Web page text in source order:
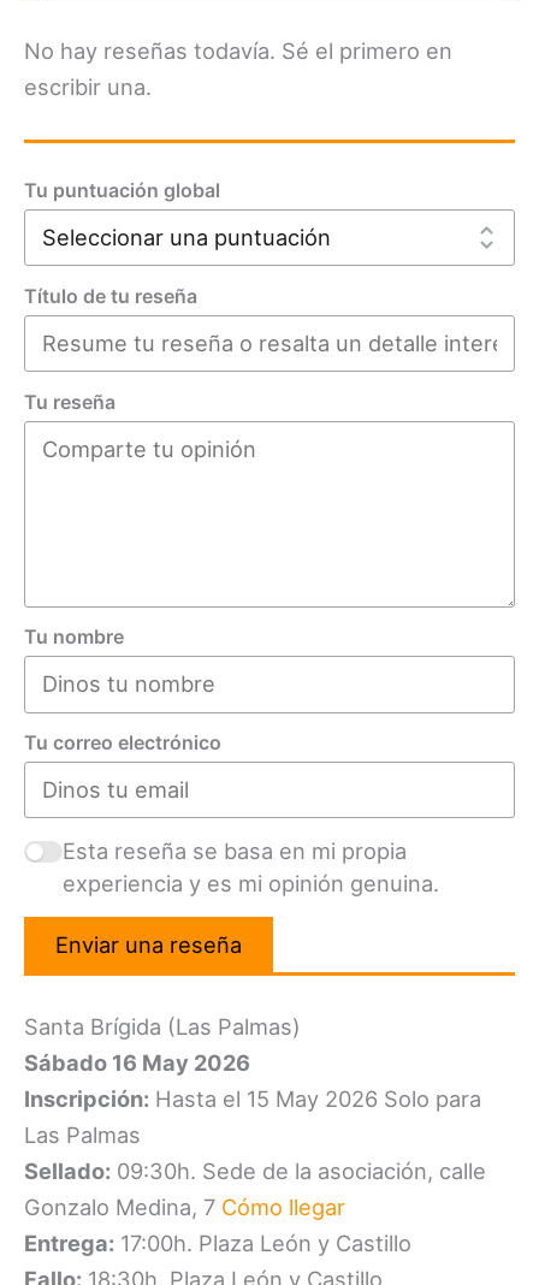
No hay reseñas todavía. Sé el primero en
escribir una.
Tu puntuación global
Título de tu reseña
Tu reseña
Tu nombre
Tu correo electrónico
Esta reseña se basa en mi propia
experiencia y es mi opinión genuina.
Enviar una reseña
Santa Brígida (Las Palmas)
Sábado 16 May 2026
Inscripción: Hasta el 15 May 2026 Solo para
Las Palmas
Sellado: 09:30h. Sede de la asociación, calle
Gonzalo Medina, 7 Cómo llegar
Entrega: 17:00h. Plaza León y Castillo
Fallo: 18:30h. Plaza León y Castillo